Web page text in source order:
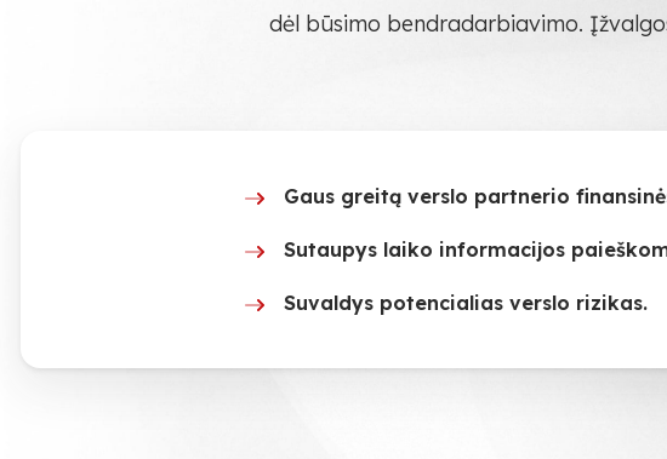
dėl būsimo bendradarbiavimo.
Gaus greitą verslo partnerio
Sutaupys laiko informacijos
Suvaldys potencialias verslo rizikas.